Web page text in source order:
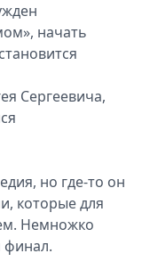
начать
Сергеевича,
но где-то он
которые для
Немножко
финал.